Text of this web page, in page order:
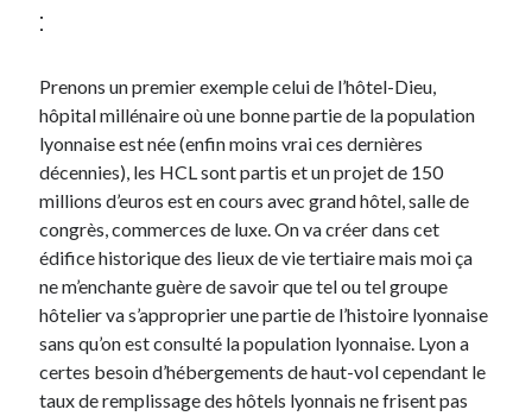
Entretien ménager
littlecelt
Comment j’ai opéré ma vélorution toute personnelle
Anthonydans Comment j’ai opéré ma vélorution toute personnelle
Renaud Ducherdans
Comment j’ai opéré ma vélorution toute
personnelle
On parle de quoi ?
A Lyon
Bon plan du dimanche
Coup de coeur
Daddy
Engagé
:
Prenons un premier exemple celui de l’hôtel-Dieu,
hôpital millénaire où une bonne partie de la population
lyonnaise est née (enfin moins vrai ces dernières
décennies), les HCL sont partis et un projet de 150
millions d’euros est en cours avec grand hôtel, salle de
congrès, commerces de luxe. On va créer dans cet
édifice historique des lieux de vie tertiaire mais moi ça
ne m’enchante guère de savoir que tel ou tel groupe
hôtelier va s’approprier une partie de l’histoire lyonnaise
sans qu’on est consulté la population lyonnaise. Lyon a
certes besoin d’hébergements de haut-vol cependant le
taux de remplissage des hôtels lyonnais ne frisent pas